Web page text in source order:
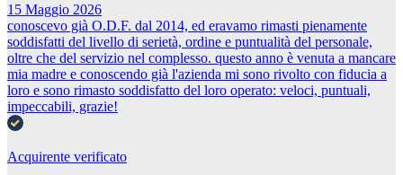
15 Maggio 2026
conoscevo già O.D.F. dal 2014, ed eravamo rimasti pienamente
soddisfatti del livello di serietà, ordine e puntualità del personale,
oltre che del servizio nel complesso. questo anno è venuta a mancare
mia madre e conoscendo già l'azienda mi sono rivolto con fiducia a
loro e sono rimasto soddisfatto del loro operato: veloci, puntuali,
impeccabili, grazie!
Acquirente verificato